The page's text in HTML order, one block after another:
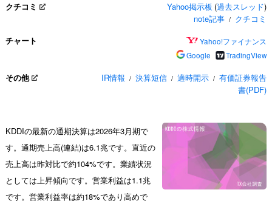
クチコミ
Yahoo掲示板 (過去スレッド)
note記事 / クチコミ
チャート
Yahoo!ファイナンス
Google
TradingView
その他 IR情報 / 決算短信 / 適時開示 / 有価証券報告
書(PDF)
KDDIの最新の通期決算は2026年3月期で
す。通期売上高(連結)は6.1兆です。直近の
売上高は昨対比で約104%です。業績状況
としては上昇傾向です。営業利益は1.1兆
です。営業利益率は約18%であり高めで